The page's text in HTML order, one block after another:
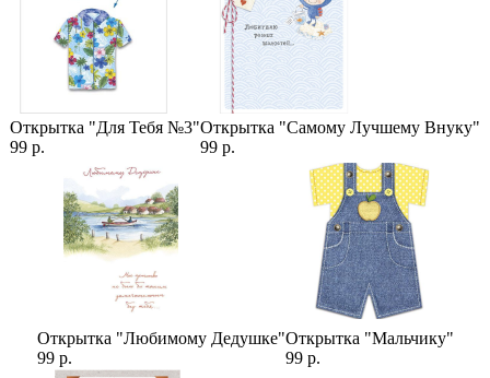
Открытка "Для Тебя №3"
99 р.
Открытка "Самому Лучшему Внуку"
99 р.
Открытка "Любимому Дедушке"
99 р.
Открытка "Мальчику"
99 р.